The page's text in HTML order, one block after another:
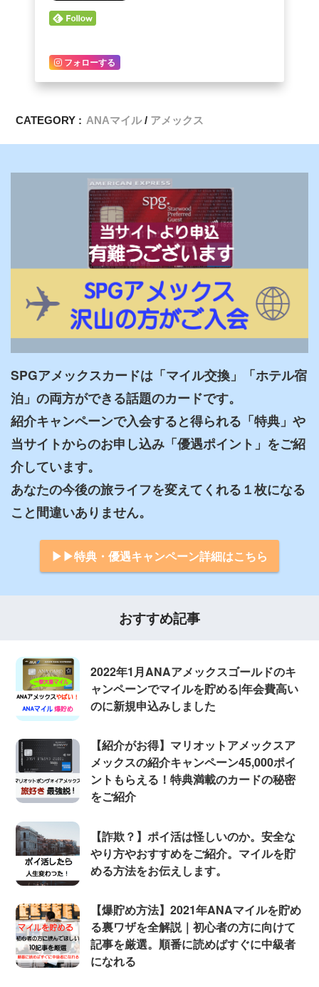
フォローする
CATEGORY : ANAマイル アメックス
SPGアメックスカードは「マイル交換」「ホテル宿
泊」の両方ができる話題のカードです。
紹介キャンペーンで入会すると得られる「特典」や
当サイトからのお申し込み「優遇ポイント」をご紹
介しています。
あなたの今後の旅ライフを変えてくれる１枚になる
▶︎▶︎特典・優遇キャンペーン詳細はこちら
おすすめ記事
2022年1月ANAアメックスゴールドのキ
ャンペーンでマイルを貯める|年会費高い
のに新規申込みしました
【紹介がお得】マリオットアメックスア
メックスの紹介キャンペーン45,000ポイ
ントもらえる！特典満載のカードの秘密
をご紹介
【詐欺？】ポイ活は怪しいのか。安全な
やり方やおすすめをご紹介。マイルを貯
める方法をお伝えします。
【爆貯め方法】2021年ANAマイルを貯め
る裏ワザを全解説｜初心者の方に向けて
記事を厳選。順番に読めばすぐに中級者
になれる